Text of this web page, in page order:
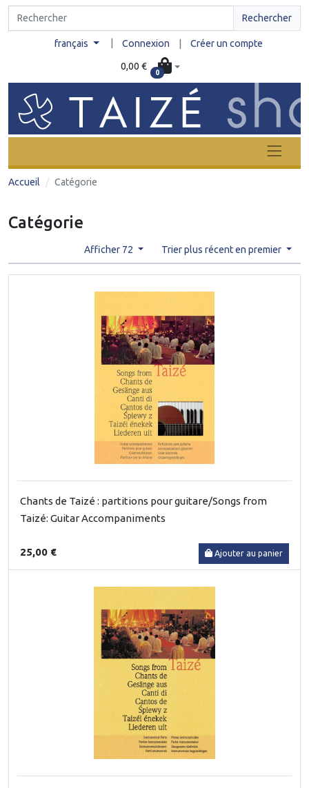
Rechercher
français Connexion Créer un compte
0,00 €
0
Accueil Catégorie
Catégorie
Afficher 72 Trier plus récent en premier
Chants de Taizé : partitions pour guitare/Songs from
Taizé: Guitar Accompaniments
25,00 € Ajouter au panier